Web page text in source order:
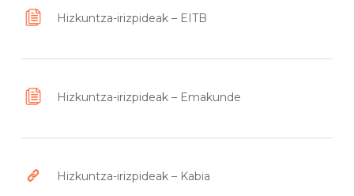
Hizkuntza-irizpideak – EITB
Hizkuntza-irizpideak – Emakunde
Hizkuntza-irizpideak – Kabia